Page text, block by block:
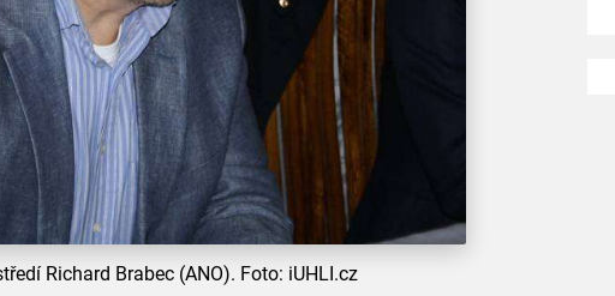
Richard Brabec (ANO). Foto: iUHLI.cz